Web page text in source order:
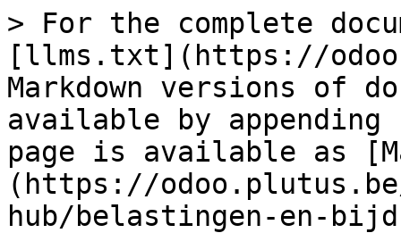
> For the complete
[llms.txt](https://
Markdown versions of
available by
page is available as
(https://
hub/belastingen-en-